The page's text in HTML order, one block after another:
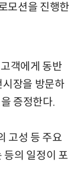
모션을 진행한
객에게 동반
장을 방문하
증정한다.
고성 등 주요
등의 일정이 포